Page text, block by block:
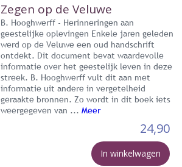
Zegen op de Veluwe
B. Hooghwerff - Herinneringen aan
geestelijke oplevingen Enkele jaren geleden
werd op de Veluwe een oud handschrift
ontdekt. Dit document bevat waardevolle
informatie over het geestelijk leven in deze
streek. B. Hooghwerff vult dit aan met
informatie uit andere in vergetelheid
geraakte bronnen. Zo wordt in dit boek iets
weergegeven van ... Meer
24,90
In winkelwagen